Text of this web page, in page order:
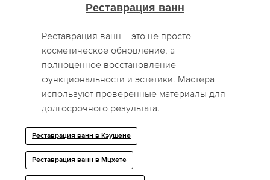
Реставрация ванн
Реставрация ванн – это не просто
косметическое обновление, а
полноценное восстановление
функциональности и эстетики. Мастера
используют проверенные материалы для
долгосрочного результата.
Реставрация ванн в Кэушене
Реставрация ванн в Мцхете